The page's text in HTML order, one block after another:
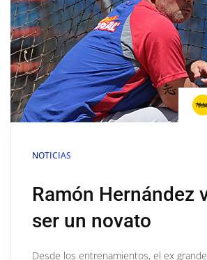
NOTICIAS
Ramón Hernández
ser un novato
Desde los entrenamientos, el ex